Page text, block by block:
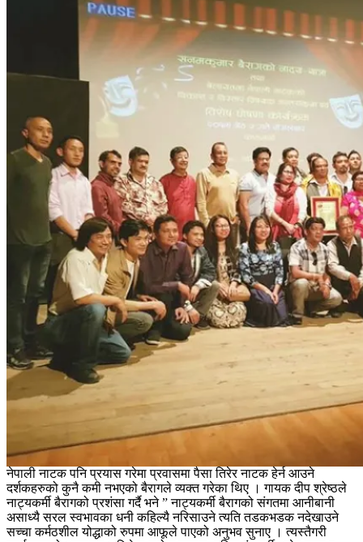
नेपाली नाटक पनि प्रयास गरेमा प्रवासमा पैसा तिरेर नाटक हेर्न आउने
दर्शकहरुको कुनै कमी नभएको बैरागले व्यक्त गरेका थिए । गायक दीप श्रेष्ठले
नाट्यकर्मी बैरागको प्रशंसा गर्दै भने ” नाट्यकर्मी बैरागको संगतमा आनीबानी
असाध्यै सरल स्वभावका धनी कहिल्यै नरिसाउने त्यति तडकभडक नदेखाउने
सच्चा कर्मठशील योद्धाको रुपमा आफूले पाएको अनुभव सुनाए । त्यस्तैगरी